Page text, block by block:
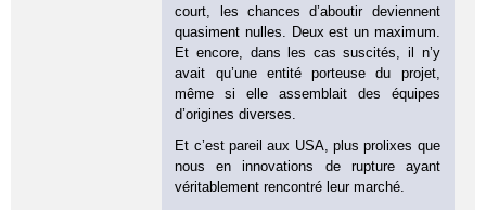
court, les chances d’aboutir deviennent
quasiment nulles. Deux est un maximum.
Et encore, dans les cas suscités, il n’y
avait qu’une entité porteuse du projet,
même si elle assemblait des équipes
d’origines diverses.
Et c’est pareil aux USA, plus prolixes que
nous en innovations de rupture ayant
véritablement rencontré leur marché.